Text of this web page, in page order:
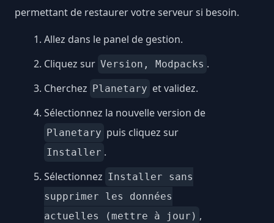
permettant de restaurer votre serveur si besoin.
Allez dans le panel de gestion.
Cliquez sur Version, Modpacks .
Cherchez Planetary et validez.
Sélectionnez la nouvelle version de
Planetary puis cliquez sur
Installer .
Sélectionnez Installer sans
supprimer les données
actuelles (mettre à jour) ,